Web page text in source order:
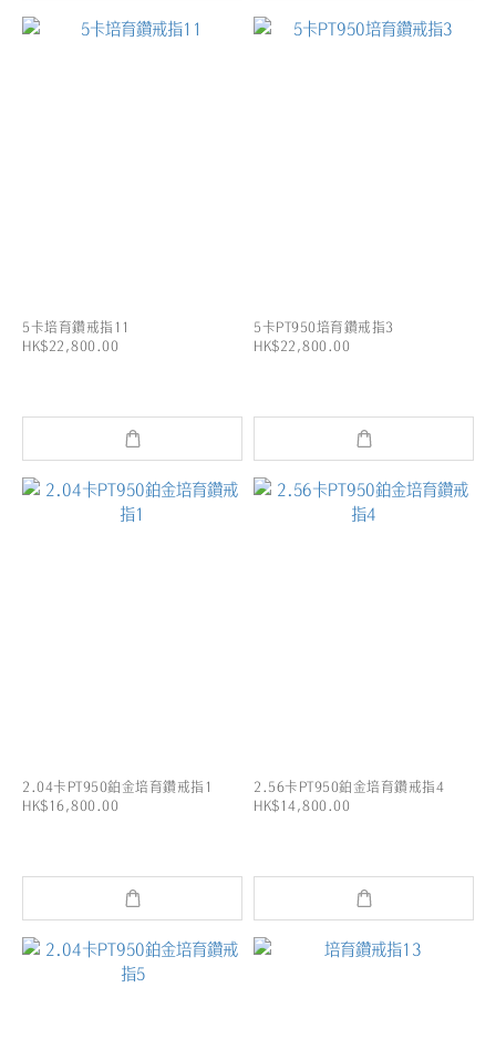
5卡培育鑽戒指11
HK$22,800.00
5卡PT950培育鑽戒指3
HK$22,800.00
2.04卡PT950鉑金培育鑽戒指1
HK$16,800.00
2.56卡PT950鉑金培育鑽戒指4
HK$14,800.00